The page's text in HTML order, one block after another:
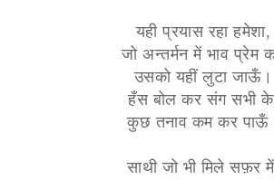
यही प्रयास रहा हमेशा,
जो अन्तर्मन में भाव प्रेम
उसको यहीं लुटा जाऊँ।
हँस बोल कर संग सभी
कुछ तनाव कम कर
साथी जो भी मिले सफ़र